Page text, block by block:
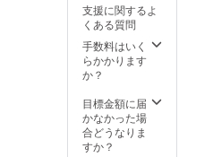
支援に関するよ
くある質問
手数料はいく
らかかります
か？
目標金額に届
かなかった場
合どうなりま
すか？